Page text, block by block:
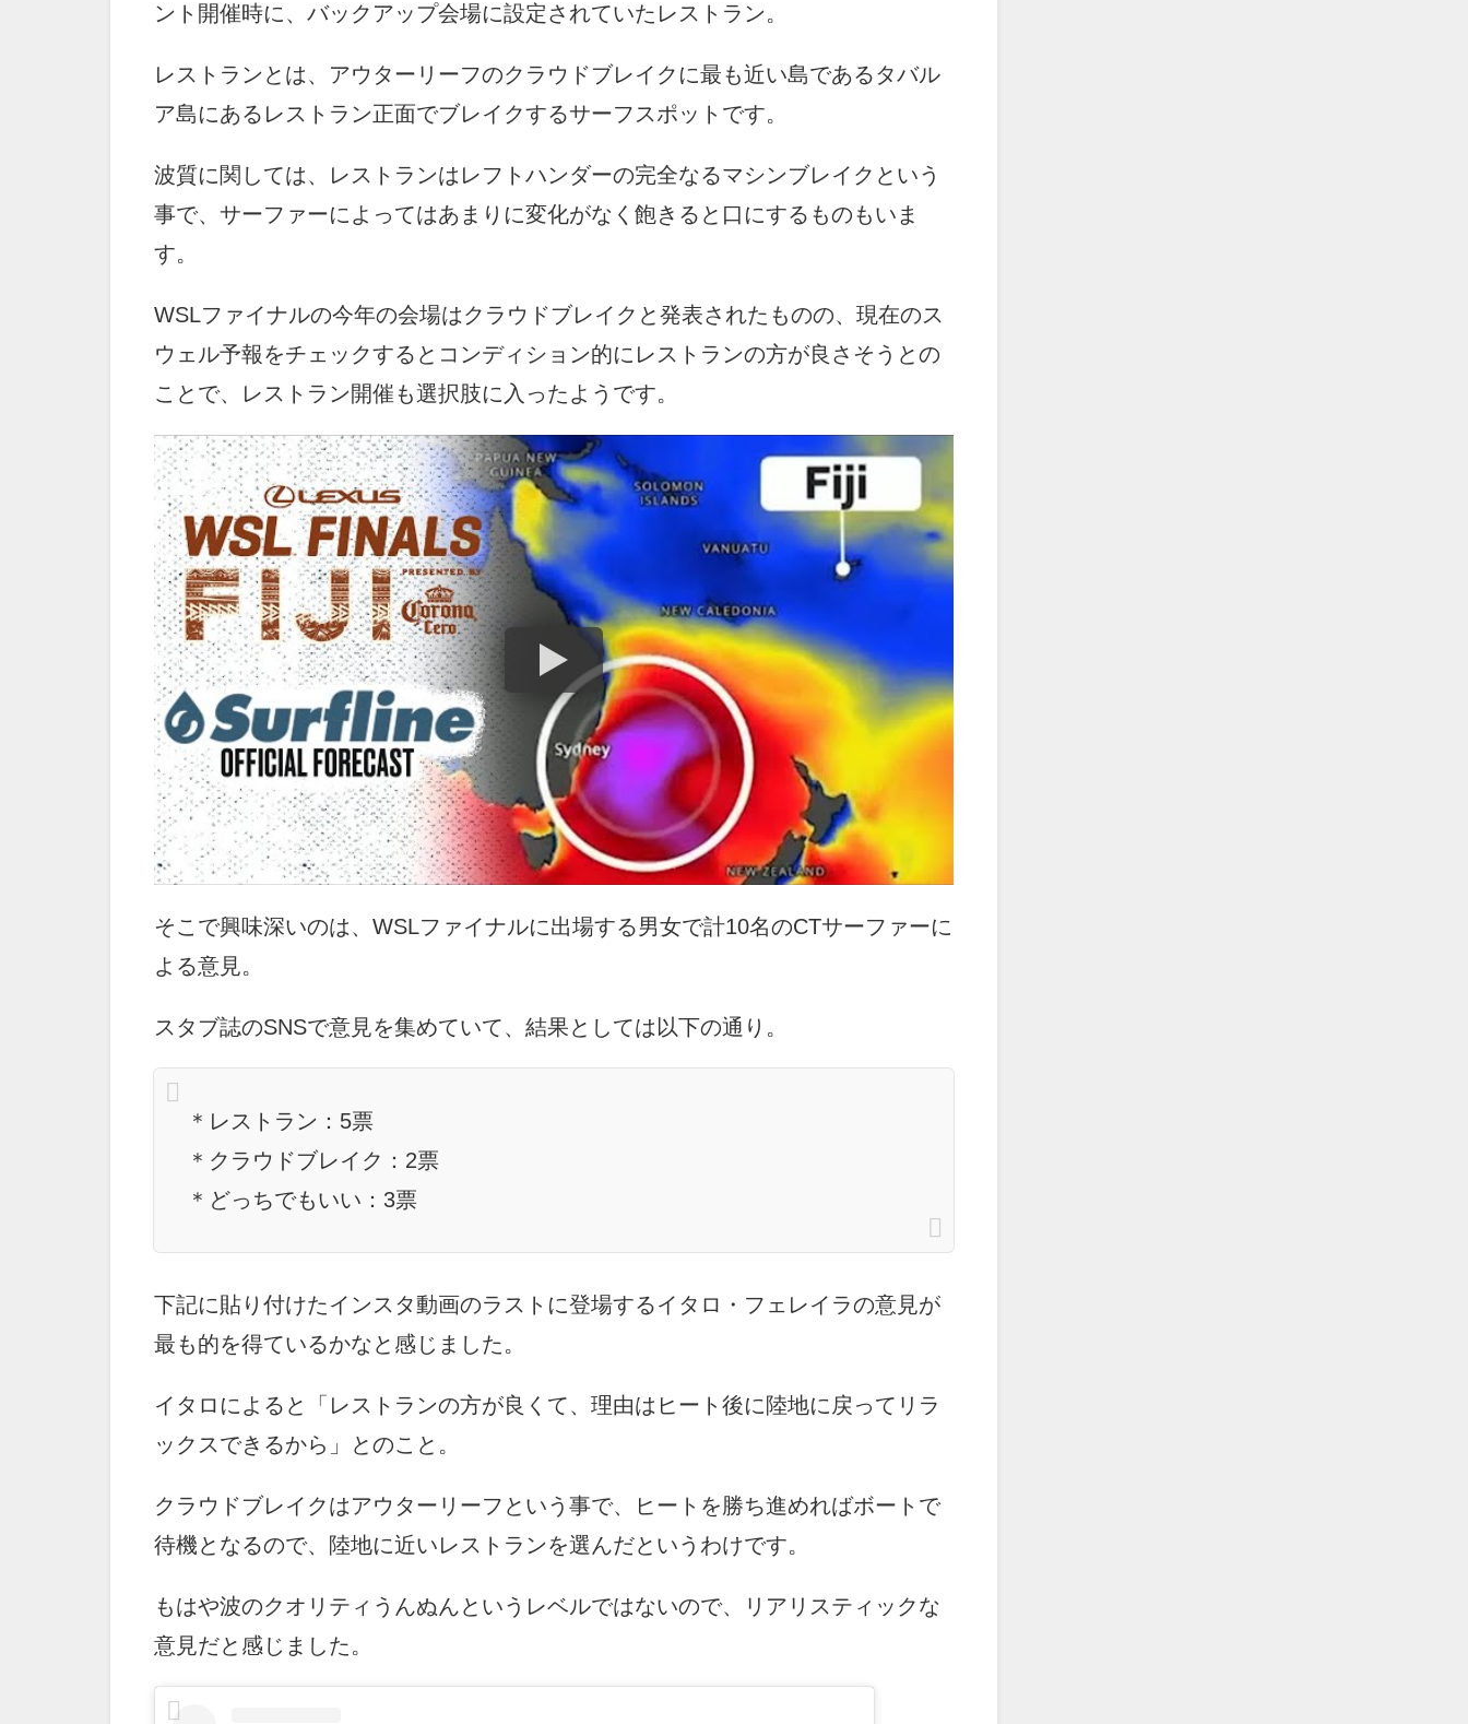
ント開催時に、バックアップ会場に設定されていたレストラン。
レストランとは、アウターリーフのクラウドブレイクに最も近い島であるタバル
ア島にあるレストラン正面でブレイクするサーフスポットです。
波質に関しては、レストランはレフトハンダーの完全なるマシンブレイクという
事で、サーファーによってはあまりに変化がなく飽きると口にするものもいま
す。
WSLファイナルの今年の会場はクラウドブレイクと発表されたものの、現在のス
ウェル予報をチェックするとコンディション的にレストランの方が良さそうとの
ことで、レストラン開催も選択肢に入ったようです。
そこで興味深いのは、WSLファイナルに出場する男女で計10名のCTサーファーに
よる意見。
スタブ誌のSNSで意見を集めていて、結果としては以下の通り。
＊レストラン：5票
＊クラウドブレイク：2票
＊どっちでもいい：3票
下記に貼り付けたインスタ動画のラストに登場するイタロ・フェレイラの意見が
最も的を得ているかなと感じました。
イタロによると「レストランの方が良くて、理由はヒート後に陸地に戻ってリラ
ックスできるから」とのこと。
クラウドブレイクはアウターリーフという事で、ヒートを勝ち進めればボートで
待機となるので、陸地に近いレストランを選んだというわけです。
もはや波のクオリティうんぬんというレベルではないので、リアリスティックな
意見だと感じました。